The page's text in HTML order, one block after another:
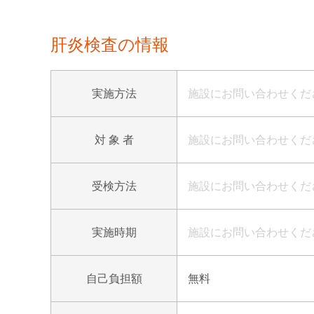
肝炎検査の情報
実施方法 施設にお問い合わせくだ
対 象 者 施設にお問い合わせくだ
受検方法 施設にお問い合わせくだ
実施時期 施設にお問い合わせくだ
自己負担額 無料